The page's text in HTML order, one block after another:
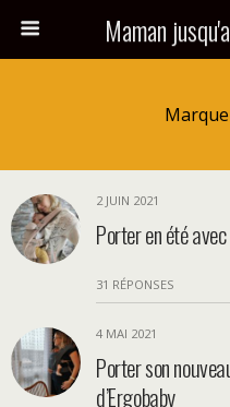
Maman
2 JUIN 2021
Porter en été
31 RÉPONSES
4 MAI 2021
Porter son
d’Ergobaby